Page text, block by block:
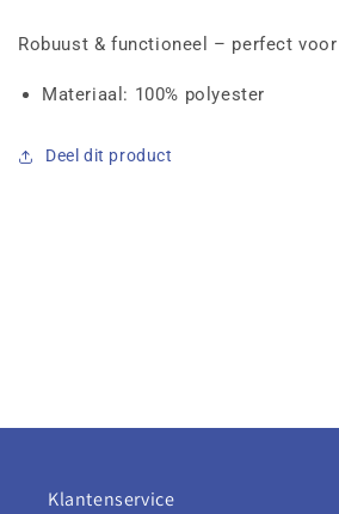
Robuust & functioneel – perfect
Materiaal: 100% polyester
Deel dit product
Klantenservice